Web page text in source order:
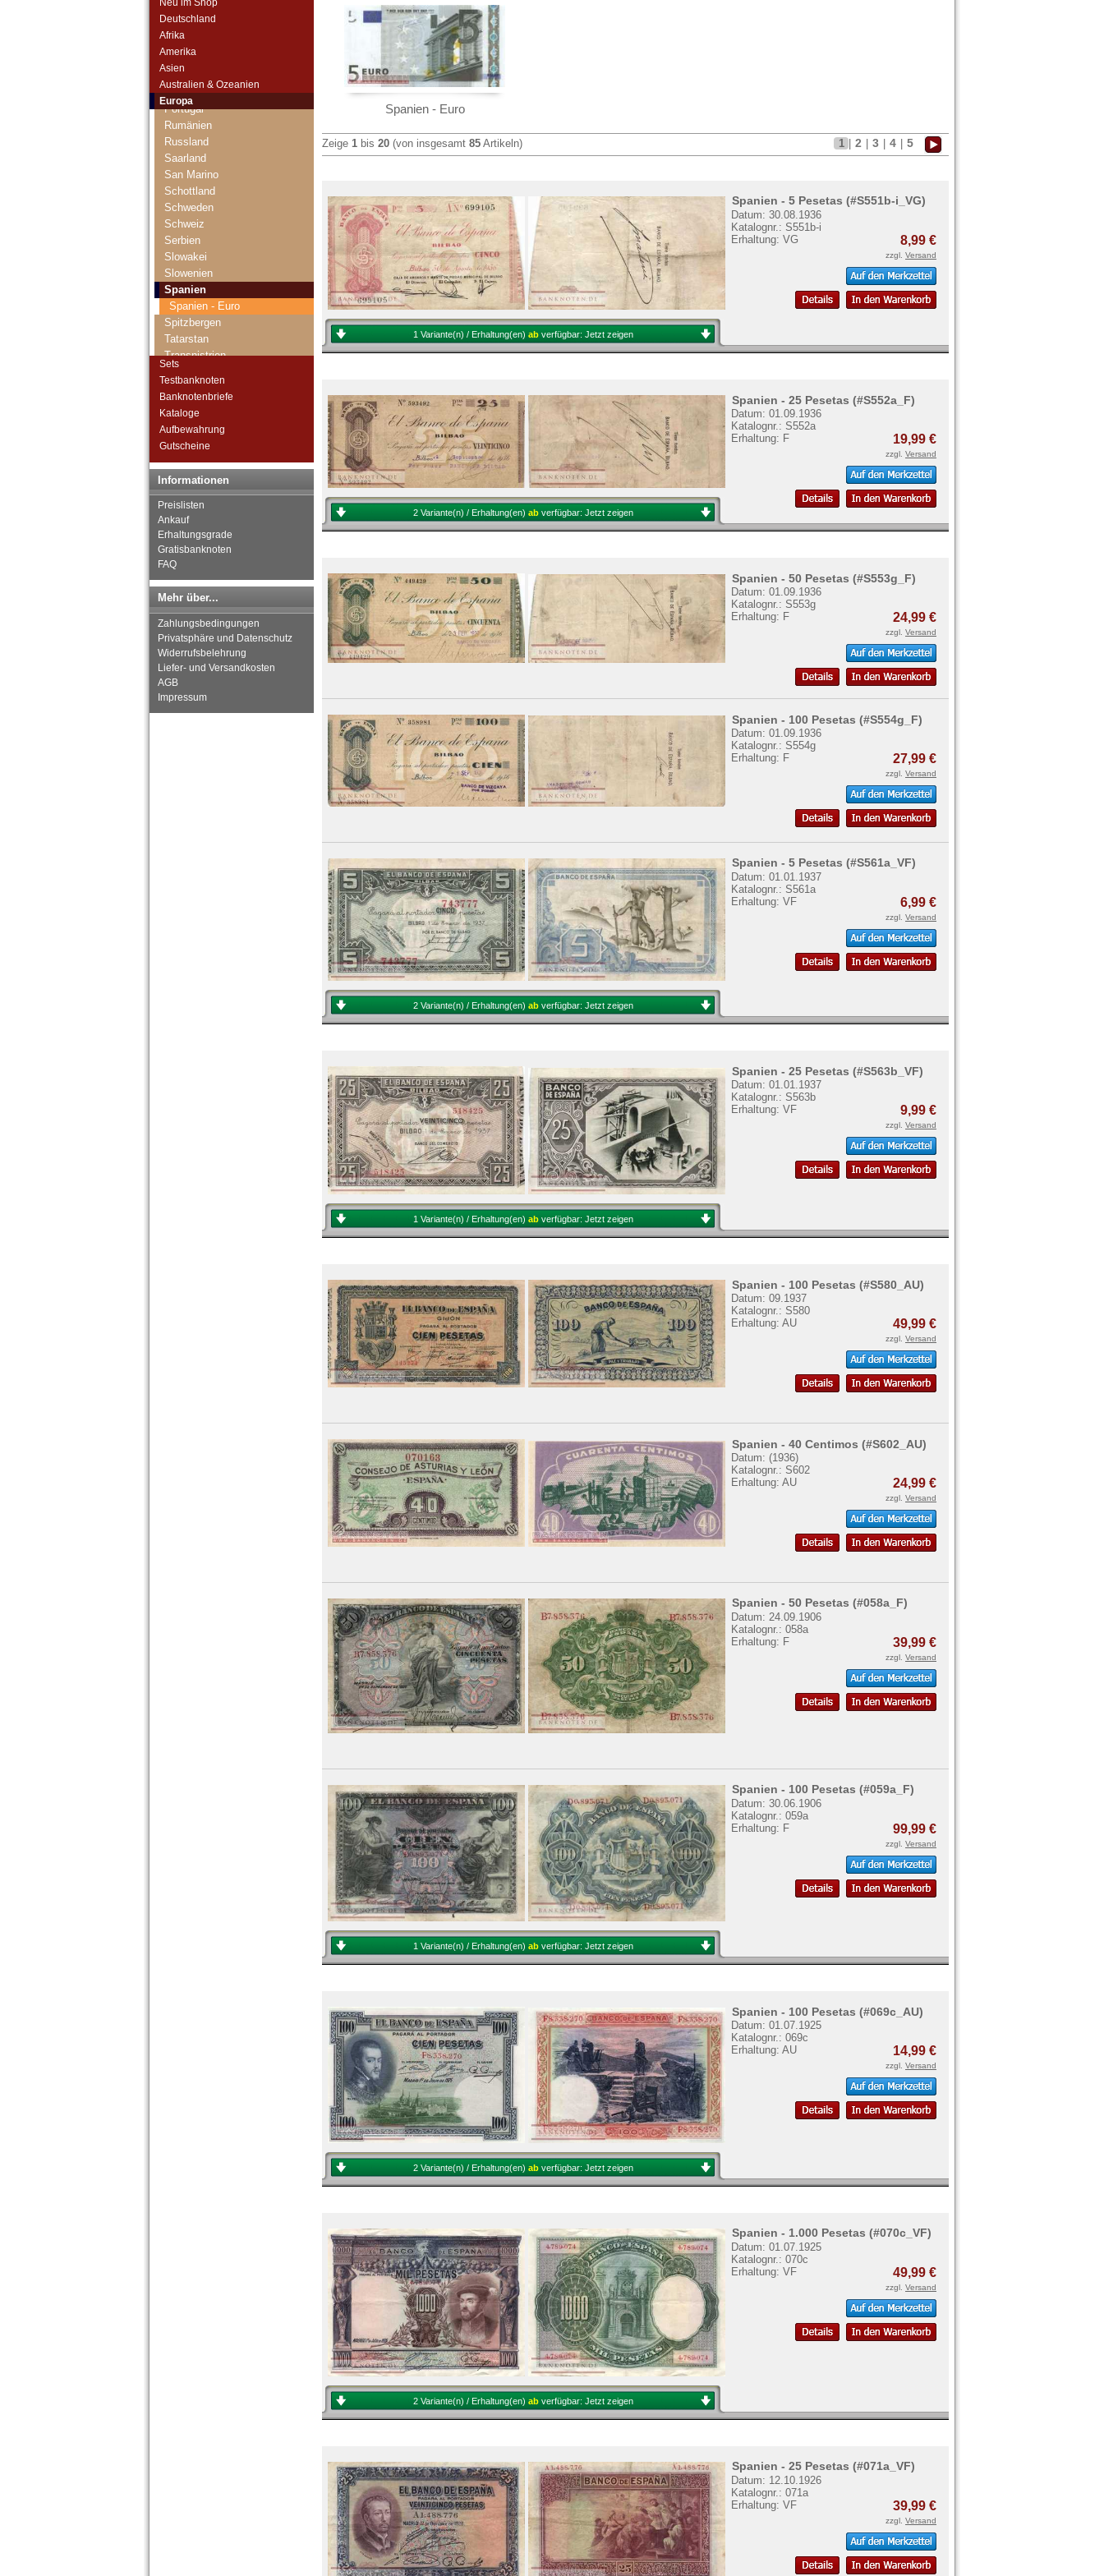
Deutschland
Afrika
Amerika
Asien
Australien & Ozeanien
Europa
Montenegro
Polen
Portugal
Rumänien
Russland
Saarland
San Marino
Schottland
Schweden
Schweiz
Serbien
Slowakei
Slowenien
Spanien
Spanien - Euro
Spitzbergen
Tatarstan
Transnistrien
Ukraine
Weissrussland
Zypern
Sets
Testbanknoten
Banknotenbriefe
Kataloge
Aufbewahrung
Gutscheine
Informationen
Preislisten
Ankauf
Erhaltungsgrade
Gratisbanknoten
FAQ
Mehr über...
Zahlungsbedingungen
Privatsphäre und Datenschutz
Widerrufsbelehrung
Liefer- und Versandkosten
AGB
Impressum
Spanien - Euro
Zeige 1 bis 20 (von insgesamt 85 Artikeln) 1 2 3 4 5
Spanien - 5 Pesetas (#S551b-i_VG)
Datum: 30.08.1936
Katalognr.: S551b-i
Erhaltung: VG
8,99 €
zzgl. Versand
1 Variante(n) / Erhaltung(en) ab verfügbar: Jetzt zeigen
Spanien - 25 Pesetas (#S552a_F)
Datum: 01.09.1936
Katalognr.: S552a
Erhaltung: F
19,99 €
zzgl. Versand
2 Variante(n) / Erhaltung(en) ab verfügbar: Jetzt zeigen
Spanien - 50 Pesetas (#S553g_F)
Datum: 01.09.1936
Katalognr.: S553g
Erhaltung: F
24,99 €
zzgl. Versand
Spanien - 100 Pesetas (#S554g_F)
Datum: 01.09.1936
Katalognr.: S554g
Erhaltung: F
27,99 €
zzgl. Versand
Spanien - 5 Pesetas (#S561a_VF)
Datum: 01.01.1937
Katalognr.: S561a
Erhaltung: VF
6,99 €
zzgl. Versand
2 Variante(n) / Erhaltung(en) ab verfügbar: Jetzt zeigen
Spanien - 25 Pesetas (#S563b_VF)
Datum: 01.01.1937
Katalognr.: S563b
Erhaltung: VF
9,99 €
zzgl. Versand
1 Variante(n) / Erhaltung(en) ab verfügbar: Jetzt zeigen
Spanien - 100 Pesetas (#S580_AU)
Datum: 09.1937
Katalognr.: S580
Erhaltung: AU
49,99 €
zzgl. Versand
Spanien - 40 Centimos (#S602_AU)
Datum: (1936)
Katalognr.: S602
Erhaltung: AU
24,99 €
zzgl. Versand
Spanien - 50 Pesetas (#058a_F)
Datum: 24.09.1906
Katalognr.: 058a
Erhaltung: F
39,99 €
zzgl. Versand
Spanien - 100 Pesetas (#059a_F)
Datum: 30.06.1906
Katalognr.: 059a
Erhaltung: F
99,99 €
zzgl. Versand
1 Variante(n) / Erhaltung(en) ab verfügbar: Jetzt zeigen
Spanien - 100 Pesetas (#069c_AU)
Datum: 01.07.1925
Katalognr.: 069c
Erhaltung: AU
14,99 €
zzgl. Versand
2 Variante(n) / Erhaltung(en) ab verfügbar: Jetzt zeigen
Spanien - 1.000 Pesetas (#070c_VF)
Datum: 01.07.1925
Katalognr.: 070c
Erhaltung: VF
49,99 €
zzgl. Versand
2 Variante(n) / Erhaltung(en) ab verfügbar: Jetzt zeigen
Spanien - 25 Pesetas (#071a_VF)
Datum: 12.10.1926
Katalognr.: 071a
Erhaltung: VF
39,99 €
zzgl. Versand